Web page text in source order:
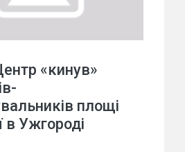
«кинув»
площі
в Ужгороді